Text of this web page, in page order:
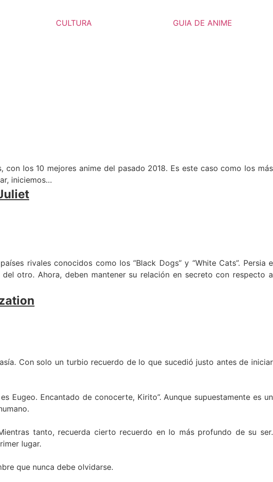
CULTURA GUIA DE ANIME
los 10 mejores anime del pasado 2018. Es este caso como los más
iniciemos…
rivales conocidos como los “Black Dogs” y “White Cats”. Persia e
otro. Ahora, deben mantener su relación en secreto con respecto a
Con solo un turbio recuerdo de lo que sucedió justo antes de iniciar
Eugeo. Encantado de conocerte, Kirito”. Aunque supuestamente es un
tanto, recuerda cierto recuerdo en lo más profundo de su ser.
lugar.
que nunca debe olvidarse.